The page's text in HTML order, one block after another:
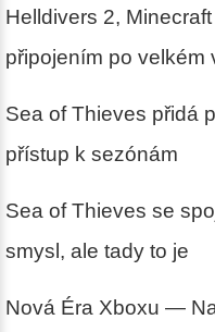
Helldivers 2,
připojením po velkém
Sea of Thieves přidá
přístup k sezónám
Sea of Thieves se
smysl, ale tady to je
Nová Éra Xboxu —